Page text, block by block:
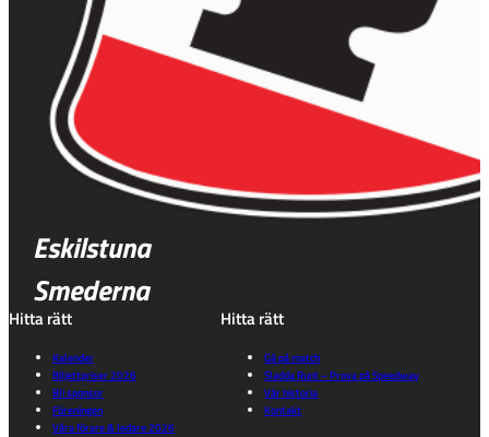
Eskilstuna
Smederna
Hitta rätt
Kalender
Biljettpriser 2026
Bli sponsor
Föreningen
Våra förare & ledare 2026
Hitta rätt
Gå på match
Sladda Runt – Prova på Speedway
Vår historia
Kontakt